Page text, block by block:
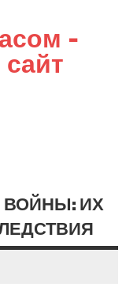
–
ВОЙНЫ: ИХ